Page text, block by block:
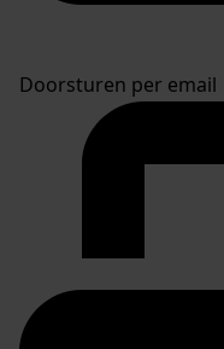
Doorsturen per email